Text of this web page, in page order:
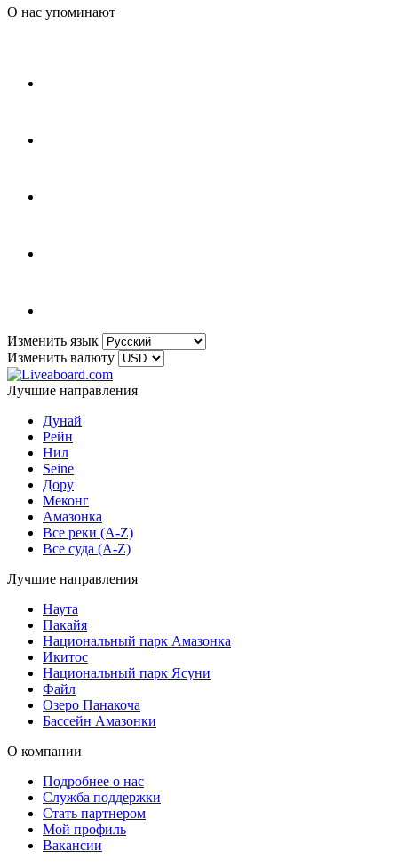
О нас упоминают
Изменить язык
Изменить валюту
Лучшие направления
Дунай
Рейн
Нил
Seine
Дору
Меконг
Амазонка
Все реки (A-Z)
Все суда (A-Z)
Лучшие направления
Наута
Пакайя
Национальный парк Амазонка
Икитос
Национальный парк Ясуни
Файл
Озеро Панакоча
Бассейн Амазонки
О компании
Подробнее о нас
Служба поддержки
Стать партнером
Мой профиль
Вакансии